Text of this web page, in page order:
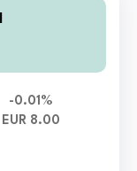
-0.01%
EUR 8.00